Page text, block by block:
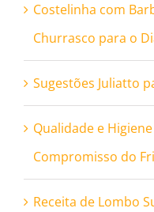
Costelinha com
Churrasco para o
Sugestões Juliatto
Qualidade e
Compromisso do
Receita de Lombo